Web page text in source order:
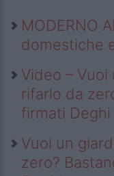
MODERNO
domestiche
Video –
rifarlo da
firmati Deghi
Vuoi un
zero?